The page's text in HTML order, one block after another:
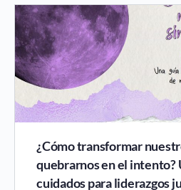
¿Cómo transformar
quebrarnos en el intento?
cuidados para liderazgos